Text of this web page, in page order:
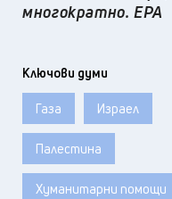
многократно. EPA
Ключови думи
Газа Израел
Палестина
Хуманитарни помощи